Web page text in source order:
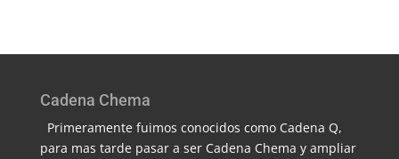
Cadena Chema
Primeramente fuimos conocidos como Cadena Q,
para mas tarde pasar a ser Cadena Chema y ampliar